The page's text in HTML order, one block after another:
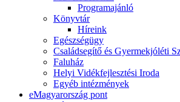
Programajánló
Könyvtár
Híreink
Egészségügy
Családsegítő és Gyermekjóléti
Faluház
Helyi Vidékfejlesztési Iroda
Egyéb intézmények
eMagyarország pont